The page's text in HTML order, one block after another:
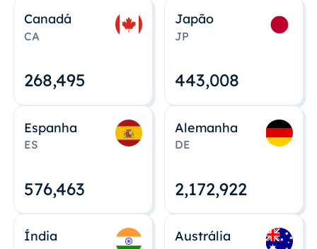
Canadá
CA
268,495
Japão
JP
443,008
Espanha
ES
576,463
Alemanha
DE
2,172,922
Índia Austrália